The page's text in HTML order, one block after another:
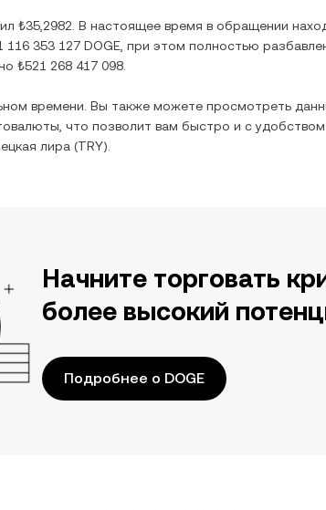
₺35,2982 . В настоящее время в обращении
116 353 127 DOGE , при этом полностью
₺521 268 417 098
времени. Вы также можете просмотреть
что позволит вам быстро и с
лира (TRY).
Начните торговать
более высокий
Подробнее о DOGE